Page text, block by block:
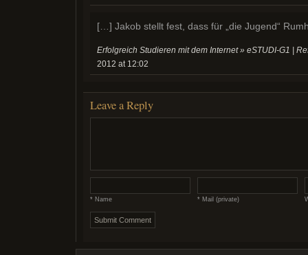
[…] Jakob stellt fest, dass für „die Jugend“
Erfolgreich Studieren mit dem Internet » eSTUDI-G1 |
2012 at 12:02
Leave a Reply
* Name * Mail (private)